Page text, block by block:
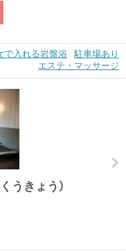
で入れる岩盤浴 駐車場あり
エステ・マッサージ
うきょう）